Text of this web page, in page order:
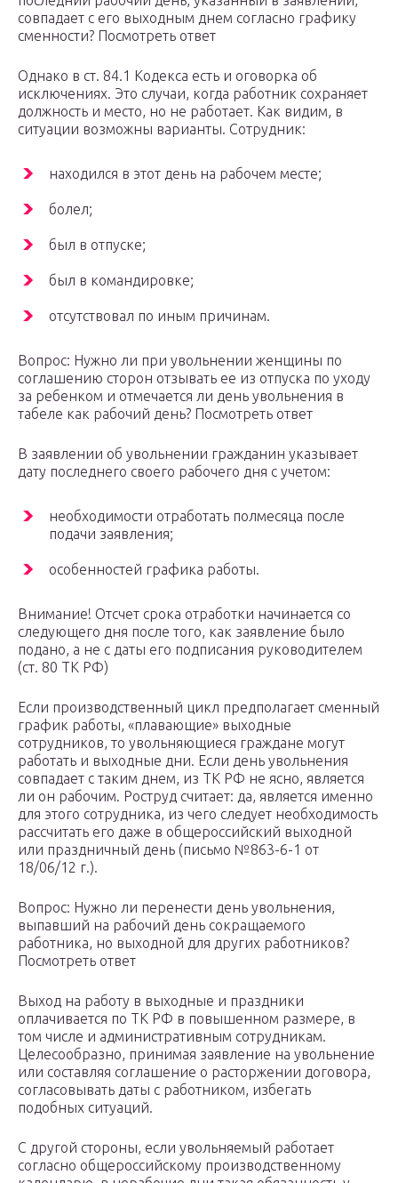
совпадает с его выходным днем согласно графику
сменности? Посмотреть ответ
Однако в ст. 84.1 Кодекса есть и оговорка об
исключениях. Это случаи, когда работник сохраняет
должность и место, но не работает. Как видим, в
ситуации возможны варианты. Сотрудник:
находился в этот день на рабочем месте;
болел;
был в отпуске;
был в командировке;
отсутствовал по иным причинам.
Вопрос: Нужно ли при увольнении женщины по
соглашению сторон отзывать ее из отпуска по уходу
за ребенком и отмечается ли день увольнения в
табеле как рабочий день? Посмотреть ответ
В заявлении об увольнении гражданин указывает
дату последнего своего рабочего дня с учетом:
необходимости отработать полмесяца после
подачи заявления;
особенностей графика работы.
Внимание! Отсчет срока отработки начинается со
следующего дня после того, как заявление было
подано, а не с даты его подписания руководителем
(ст. 80 ТК РФ)
Если производственный цикл предполагает сменный
график работы, «плавающие» выходные
сотрудников, то увольняющиеся граждане могут
работать и выходные дни. Если день увольнения
совпадает с таким днем, из ТК РФ не ясно, является
ли он рабочим. Роструд считает: да, является именно
для этого сотрудника, из чего следует необходимость
рассчитать его даже в общероссийский выходной
или праздничный день (письмо №863-6-1 от
18/06/12 г.).
Вопрос: Нужно ли перенести день увольнения,
выпавший на рабочий день сокращаемого
работника, но выходной для других работников?
Посмотреть ответ
Выход на работу в выходные и праздники
оплачивается по ТК РФ в повышенном размере, в
том числе и административным сотрудникам.
Целесообразно, принимая заявление на увольнение
или составляя соглашение о расторжении договора,
согласовывать даты с работником, избегать
подобных ситуаций.
С другой стороны, если увольняемый работает
согласно общероссийскому производственному